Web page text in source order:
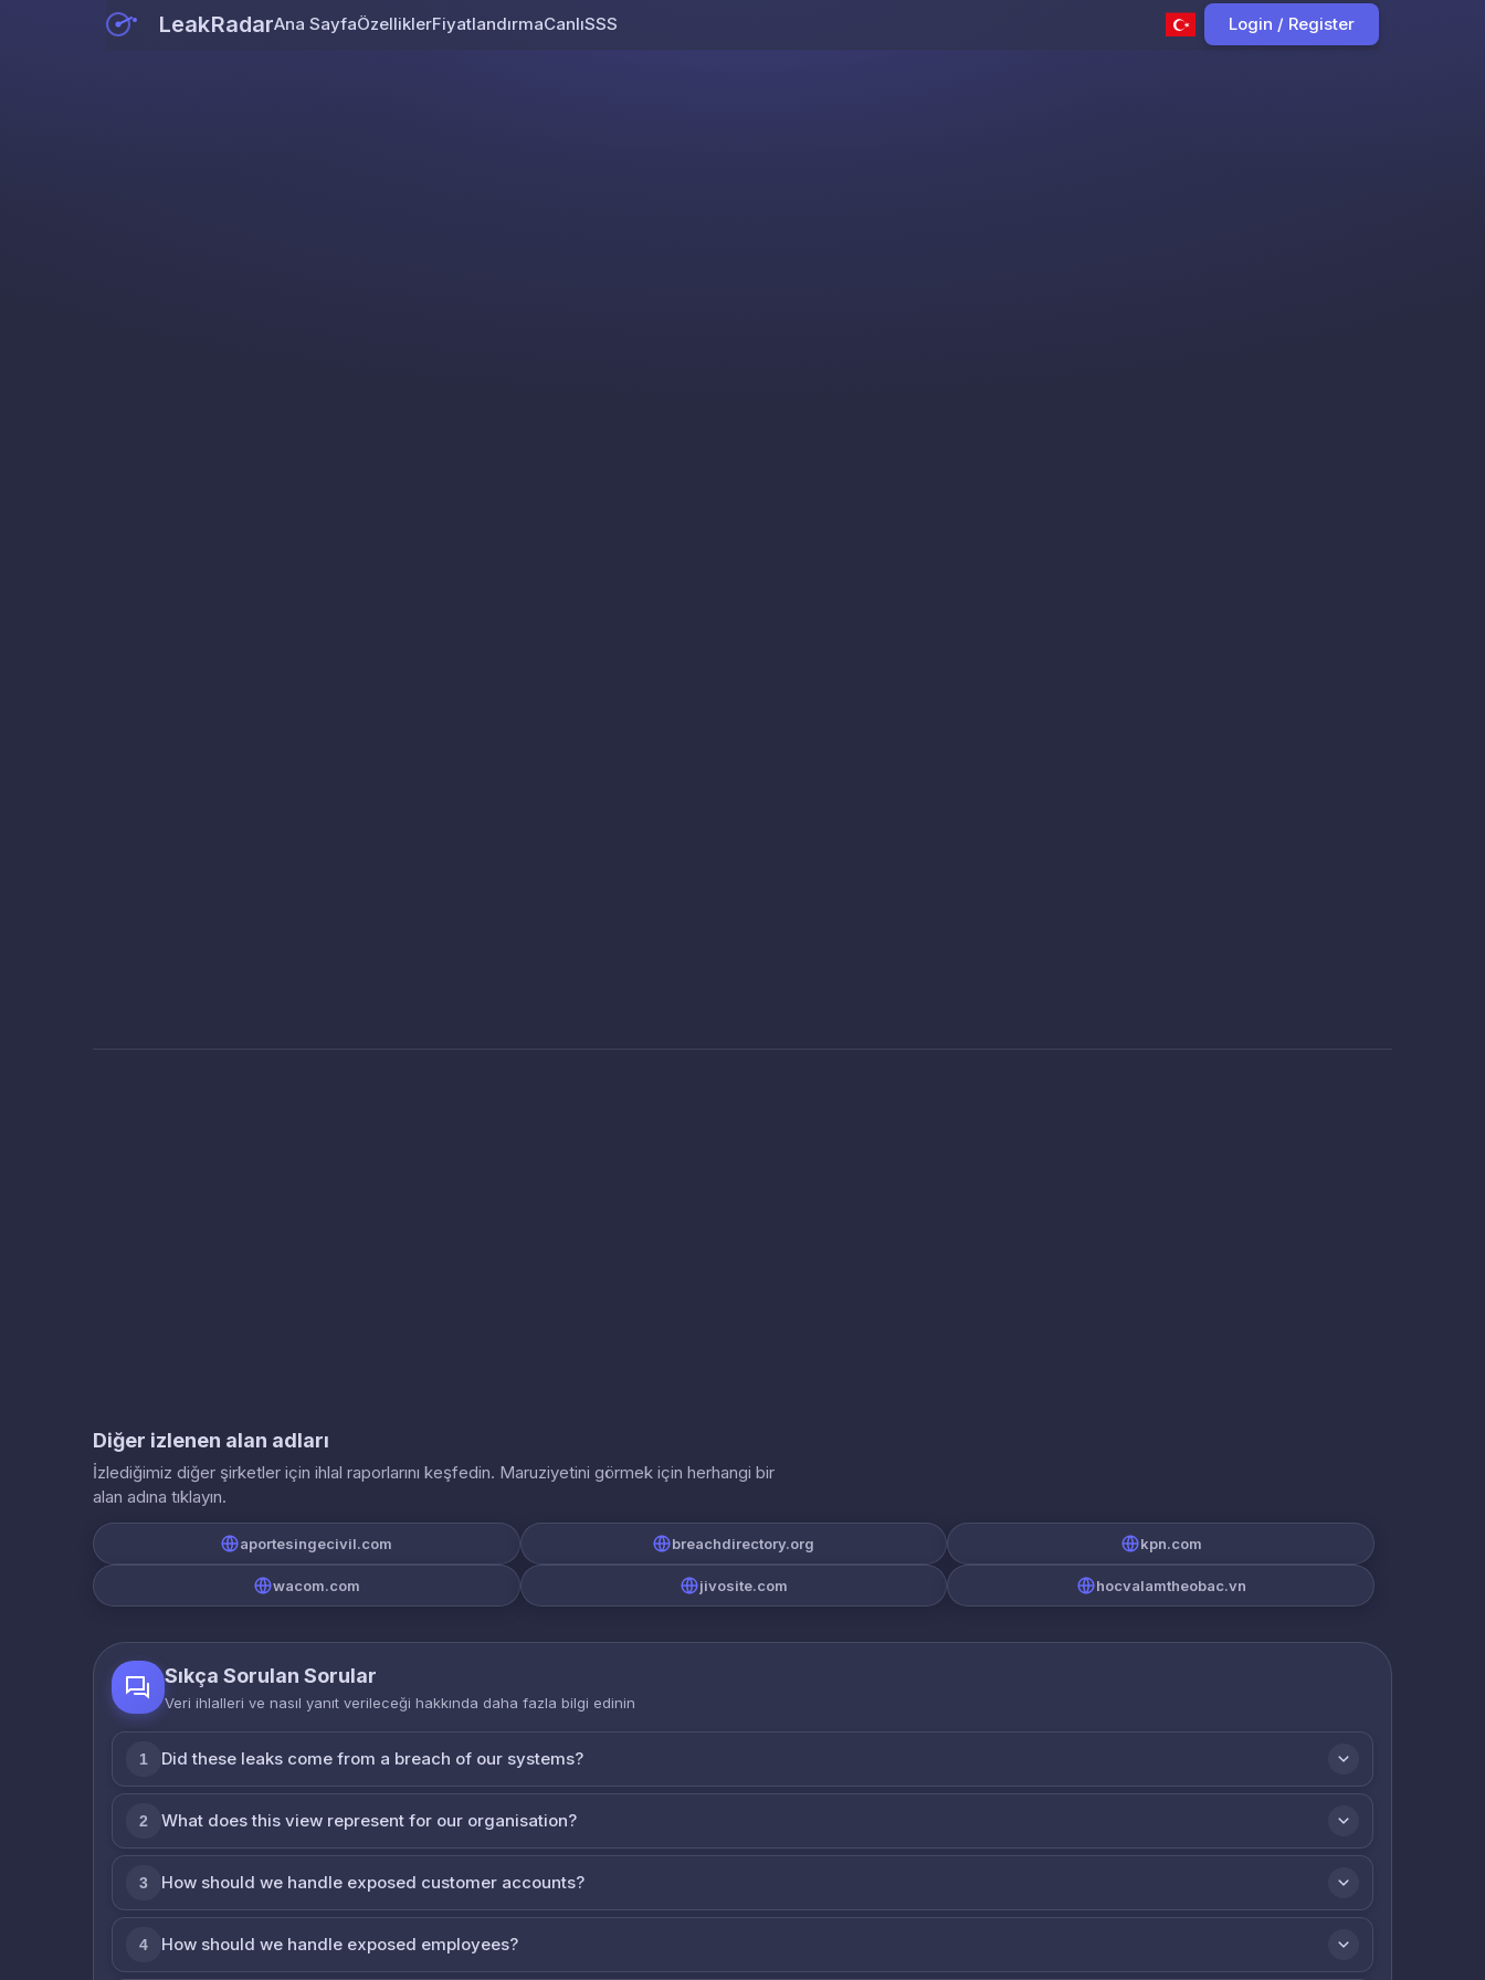
LeakRadarAna SayfaÖzelliklerFiyatlandırmaCanlıSSS Login / Register
Diğer izlenen alan adları
İzlediğimiz diğer şirketler için ihlal raporlarını keşfedin. Maruziyetini görmek için herhangi bir
alan adına tıklayın.
aportesingecivil.com breachdirectory.org kpn.com
wacom.com jivosite.com hocvalamtheobac.vn
Sıkça Sorulan Sorular
Veri ihlalleri ve nasıl yanıt verileceği hakkında daha fazla bilgi edinin
1 Did these leaks come from a breach of our systems?
2 What does this view represent for our organisation?
3 How should we handle exposed customer accounts?
4 How should we handle exposed employees?